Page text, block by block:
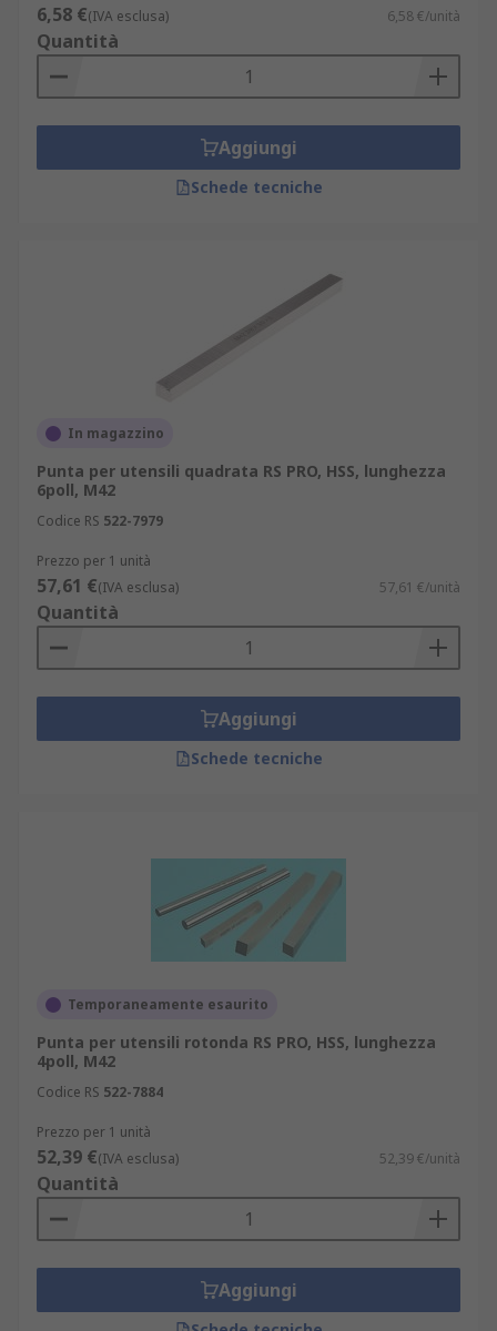
6,58 €(IVA esclusa) 6,58 €/unità
Quantità
Aggiungi
Schede tecniche
In magazzino
Punta per utensili quadrata RS PRO, HSS, lunghezza
6poll, M42
Codice RS 522-7979
Prezzo per 1 unità
57,61 €(IVA esclusa) 57,61 €/unità
Quantità
Aggiungi
Schede tecniche
Temporaneamente esaurito
Punta per utensili rotonda RS PRO, HSS, lunghezza
4poll, M42
Codice RS 522-7884
Prezzo per 1 unità
52,39 €(IVA esclusa) 52,39 €/unità
Quantità
Aggiungi